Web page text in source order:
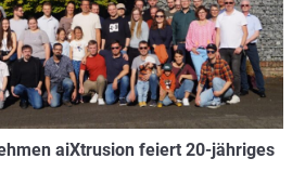
aiXtrusion feiert 20-jähriges